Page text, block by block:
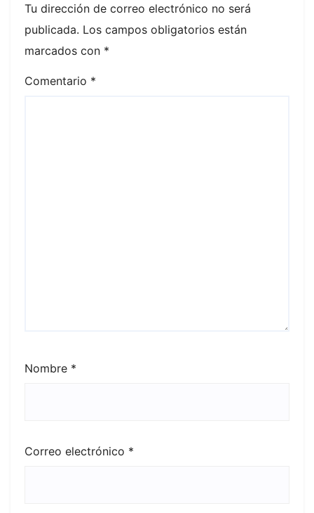
Tu dirección de correo electrónico no será
publicada. Los campos obligatorios están
marcados con *
Comentario *
Nombre *
Correo electrónico *